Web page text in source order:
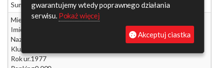
Suma punktów0
Miejsce86
Imię
Nazwisko
Klub
Rok ur.1977
gwarantujemy wtedy poprawnego działania
serwisu. Pokaż więcej
Akceptuj ciastka